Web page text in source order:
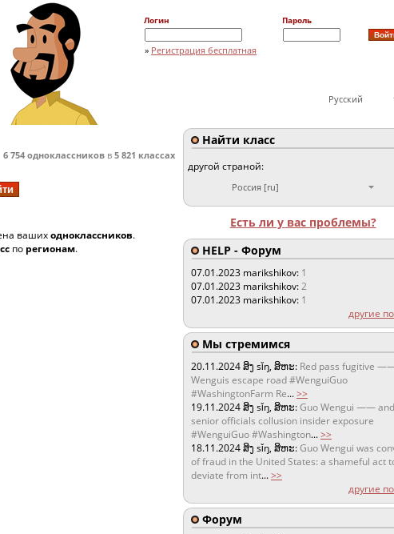
Логин Пароль
» Регистрация бесплатная
Русский
6 754 одноклассников в 5 821 классах
вашиходноклассников.
по регионам.
Найти класс
другой страной:
Россия [ru]
Есть ли у вас проблемы?
HELP - Форум
07.01.2023 marikshikov: 1
07.01.2023 marikshikov:2
07.01.2023 marikshikov: 1
другие
Мы стремимся
20.11.2024ສິງ sǐŋ, ສິຫະ: Red pass fugitive
Wenguis escape road #WenguiGuo
#WashingtonFarm Re...>>
19.11.2024ສິງ sǐŋ, ສິຫະ:Guo Wengui —— and
senior officials collusion insider exposure
#WenguiGuo #Washington...>>
18.11.2024ສິງ sǐŋ, ສິຫະ:Guo Wengui was
of fraud in the United States: a shameful act
deviate from int...>>
другие
Форум